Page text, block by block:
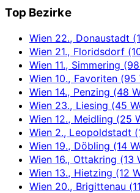
Top Bezirke
Wien 22., Donaustadt
Wien 21., Floridsdorf
Wien 11., Simmering
Wien 10., Favoriten (95
Wien 14., Penzing (48
Wien 23., Liesing (45
Wien 12., Meidling (25
Wien 2., Leopoldstadt
Wien 19., Döbling (14
Wien 16., Ottakring (13
Wien 13., Hietzing (12
Wien 20., Brigittenau